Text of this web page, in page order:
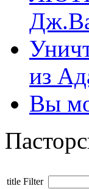
из
Вы
title Filter